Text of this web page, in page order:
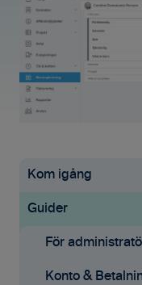
Kom igång
Uppstartsguide
Ekonomisystem
Guider
För
Konto &